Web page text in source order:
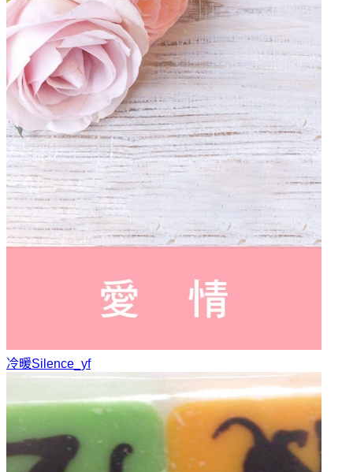
冷暖Silence_yf